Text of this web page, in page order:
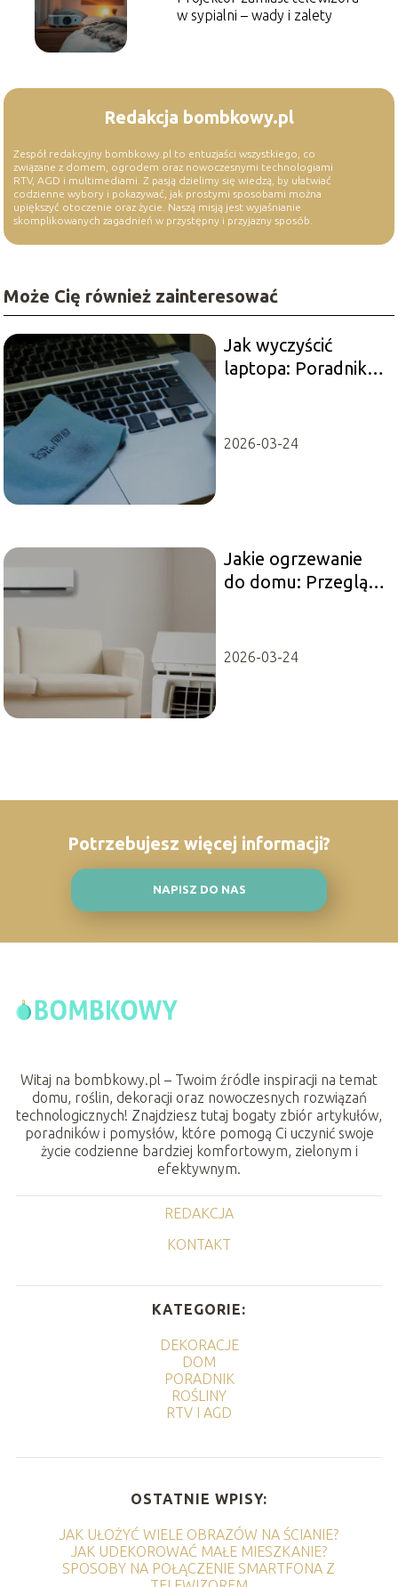
w sypialni – wady i zalety
Redakcja bombkowy.pl
Zespół redakcyjny bombkowy.pl to entuzjaści wszystkiego, co
związane z domem, ogrodem oraz nowoczesnymi technologiami
RTV, AGD i multimediami. Z pasją dzielimy się wiedzą, by ułatwiać
codzienne wybory i pokazywać, jak prostymi sposobami można
upiększyć otoczenie oraz życie. Naszą misją jest wyjaśnianie
skomplikowanych zagadnień w przystępny i przyjazny sposób.
Może Cię również zainteresować
Jak wyczyścić
laptopa: Poradnik
2026-03-24
Jakie ogrzewanie
do domu: Przegląd
2026-03-24
Potrzebujesz więcej informacji?
NAPISZ DO NAS
Witaj na bombkowy.pl – Twoim źródle inspiracji na temat
domu, roślin, dekoracji oraz nowoczesnych rozwiązań
technologicznych! Znajdziesz tutaj bogaty zbiór artykułów,
poradników i pomysłów, które pomogą Ci uczynić swoje
życie codzienne bardziej komfortowym, zielonym i
efektywnym.
REDAKCJA
KONTAKT
KATEGORIE:
DEKORACJE
DOM
PORADNIK
ROŚLINY
RTV I AGD
OSTATNIE WPISY:
JAK UŁOŻYĆ WIELE OBRAZÓW NA ŚCIANIE?
JAK UDEKOROWAĆ MAŁE MIESZKANIE?
SPOSOBY NA POŁĄCZENIE SMARTFONA Z